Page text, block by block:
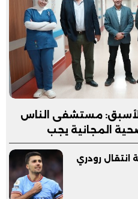
الأسبق: مستشفى الناس
المجانية يجب
رودري